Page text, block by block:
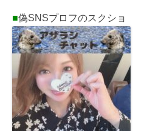
■偽SNSプロフのスクショ